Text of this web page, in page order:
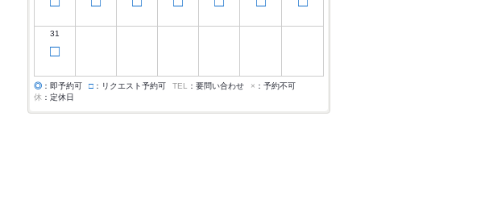
31
□
◎ ：即予約可 □ ：リクエスト予約可 TEL ：要問い合わせ × ：予約不可
休 ：定休日